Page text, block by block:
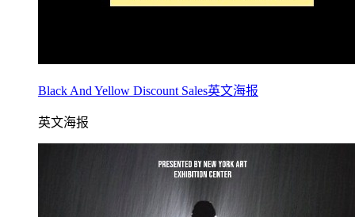
Black And Yellow Discount Sales英文海报
英文海报